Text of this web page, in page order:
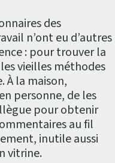
des
n’ont eu d’autres
: pour trouver la
vieilles méthodes
À la maison,
personne, de les
pour obtenir
au fil
inutile aussi
vitrine.